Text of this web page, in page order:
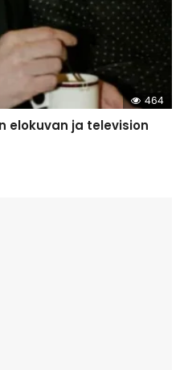
464
elokuvan ja television